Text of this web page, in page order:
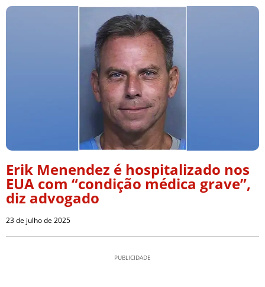
Erik Menendez é hospitalizado nos
EUA com “condição médica grave”,
diz advogado
23 de julho de 2025
PUBLICIDADE